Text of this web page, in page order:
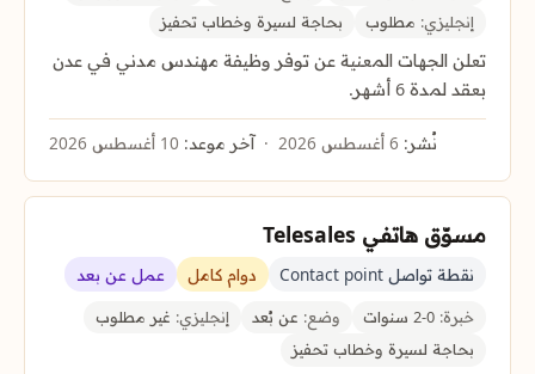
إنجليزي: مطلوب بحاجة لسيرة وخطاب تحفيز
تعلن الجهات المعنية عن توفر وظيفة مهندس مدني في عدن
بعقد لمدة 6 أشهر.
نُشر: آخر موعد:
مسوّق هاتفي Telesales
نقطة تواصل Contact point دوام كامل عمل عن بعد
خبرة: وضع: عن بُعد إنجليزي: غير مطلوب
بحاجة لسيرة وخطاب تحفيز